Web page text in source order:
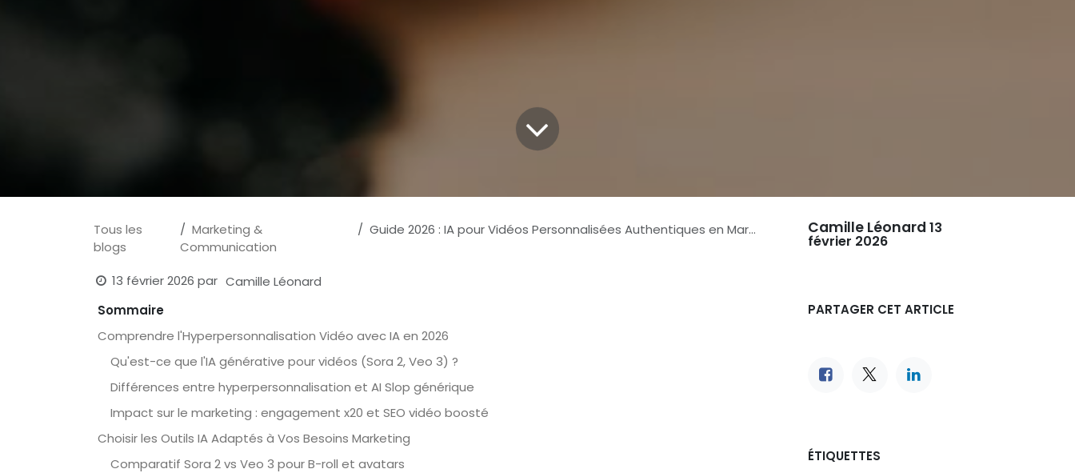
Tous les
blogs
Marketing &
Communication
Guide 2026 : IA pour Vidéos Personnalisées Authentiques en Marketing
13 février 2026 par Camille Léonard
Sommaire
Comprendre l'Hyperpersonnalisation Vidéo avec IA en 2026
Qu'est-ce que l'IA générative pour vidéos (Sora 2, Veo 3) ?
Différences entre hyperpersonnalisation et AI Slop générique
Impact sur le marketing : engagement x20 et SEO vidéo boosté
Choisir les Outils IA Adaptés à Vos Besoins Marketing
Comparatif Sora 2 vs Veo 3 pour B-roll et avatars
Camille Léonard 13
février 2026
PARTAGER CET ARTICLE
ÉTIQUETTES